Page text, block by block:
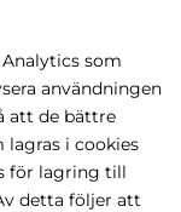
som
användningen
att de bättre
lagras i cookies
för lagring till
detta följer att